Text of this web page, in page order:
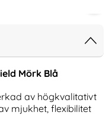
Mörk Blå
av högkvalitativt
mjukhet, flexibilitet